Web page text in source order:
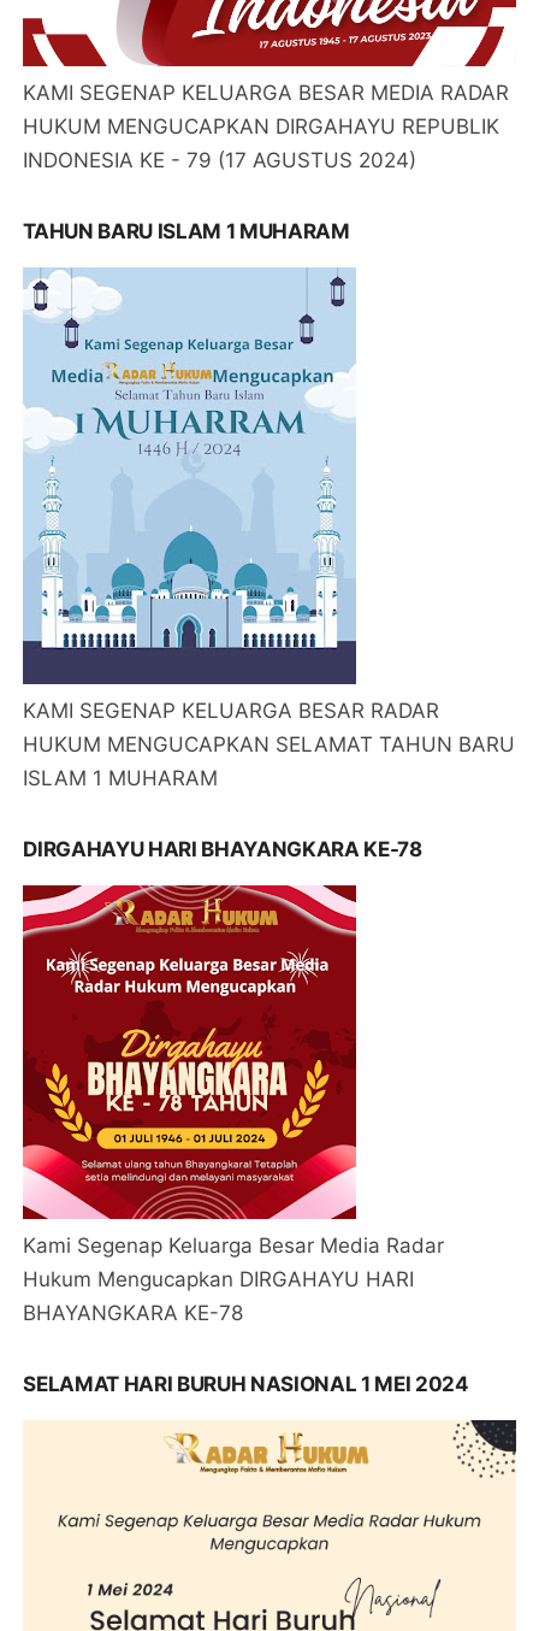
KAMI SEGENAP KELUARGA BESAR MEDIA RADAR
HUKUM MENGUCAPKAN DIRGAHAYU REPUBLIK
INDONESIA KE - 79 (17 AGUSTUS 2024)
TAHUN BARU ISLAM 1 MUHARAM
KAMI SEGENAP KELUARGA BESAR RADAR
HUKUM MENGUCAPKAN SELAMAT TAHUN BARU
ISLAM 1 MUHARAM
DIRGAHAYU HARI BHAYANGKARA KE-78
Kami Segenap Keluarga Besar Media Radar
Hukum Mengucapkan DIRGAHAYU HARI
BHAYANGKARA KE-78
SELAMAT HARI BURUH NASIONAL 1 MEI 2024